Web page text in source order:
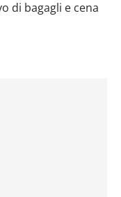
di bagagli e cena